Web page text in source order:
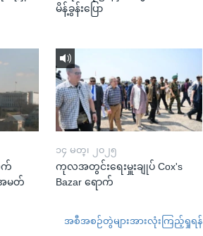
မိန့်ခွန်းပြော
က်
မတ်
၁၄ မတ္၊ ၂၀၂၅
ကုလအတွင်းရေးမှူးချုပ် Cox's
Bazar ရောက်
အစီအစဉ်တွဲများအားလုံးကြည့်ရှုရန်